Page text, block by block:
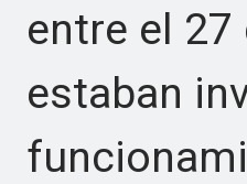
entre el 27
estaban